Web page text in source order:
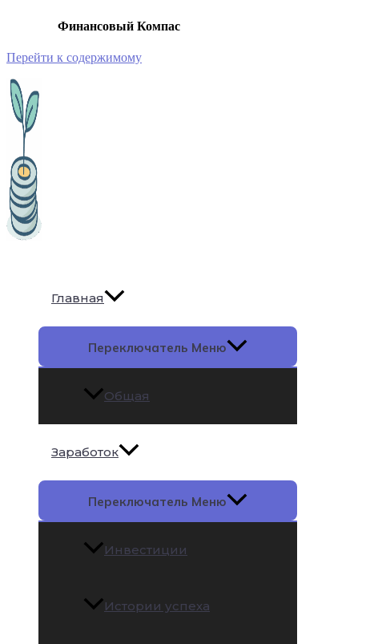
Финансовый Компас
Перейти к содержимому
Главная
Переключатель Меню
Общая
Заработок
Переключатель Меню
Инвестиции
Истории успеха